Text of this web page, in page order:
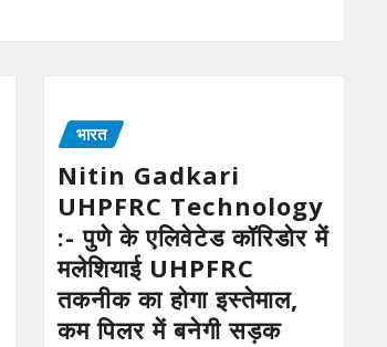
भारत
Nitin Gadkari
UHPFRC Technology
:- पुणे के एलिवेटेड कॉरिडोर में
मलेशियाई UHPFRC
तकनीक का होगा इस्तेमाल,
कम पिलर में बनेगी सड़क